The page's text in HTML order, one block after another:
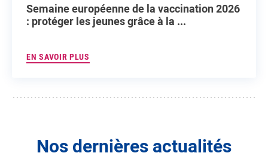
Semaine européenne de la vaccination 2026
: protéger les jeunes grâce à la ...
EN SAVOIR PLUS
Nos dernières actualités